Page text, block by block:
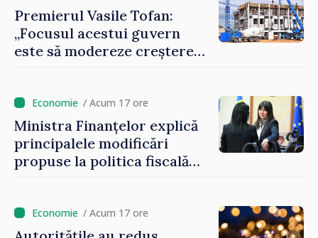
Premierul Vasile Tofan:
„Focusul acestui guvern
este să modereze creșterea
/ Acum 17 ore
Ministra Finanțelor explică
principalele modificări
propuse la politica fiscală
/ Acum 17 ore